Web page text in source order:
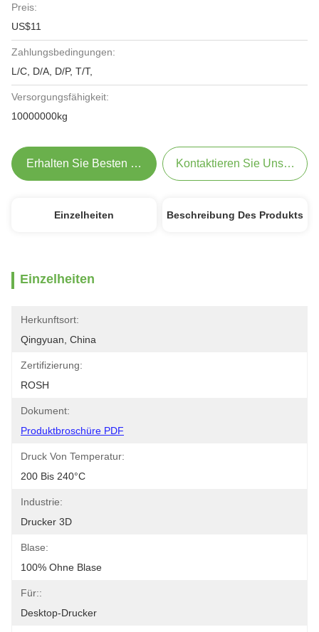
Preis:
US$11
Zahlungsbedingungen:
L/C, D/A, D/P, T/T,
Versorgungsfähigkeit:
10000000kg
Erhalten Sie Besten Preis Kontaktieren Sie Uns Jetzt
Einzelheiten Beschreibung Des Produkts
Einzelheiten
Herkunftsort:
Qingyuan, China
Zertifizierung:
ROSH
Dokument:
Produktbroschüre PDF
Druck Von Temperatur:
200 Bis 240°C
Industrie:
Drucker 3D
Blase:
100% Ohne Blase
Für::
Desktop-Drucker